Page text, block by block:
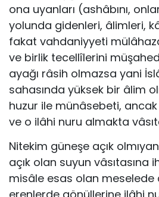
ona uyanları (ashâbını,
yolunda gidenleri, âlimleri,
fakat vahdaniyyeti
ve birlik tecellîlerini
ayağı râsih olmazsa yani
sahasında yüksek bir âlim
huzur ile münâsebeti, ancak
ve o ilâhi nuru almakta
Nitekim güneşe açık
açık olan suyun vâsıtasına
misâle esas olan